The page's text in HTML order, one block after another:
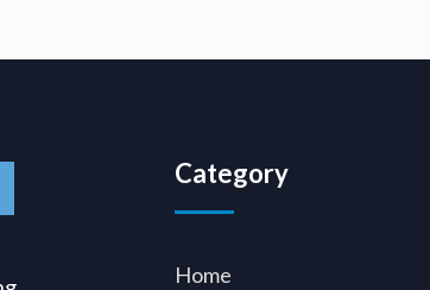
Category
Home